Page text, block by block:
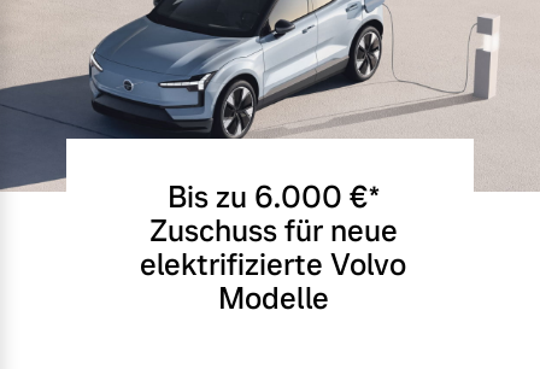
Bis zu 6.000 €⁠*
Zuschuss für neue
elektrifizierte Volvo
Modelle